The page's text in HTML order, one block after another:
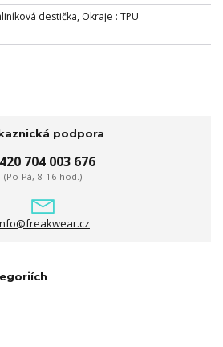
destička, Okraje : TPU
podpora
704 003 676
(Po-Pá, 8-16 hod.)